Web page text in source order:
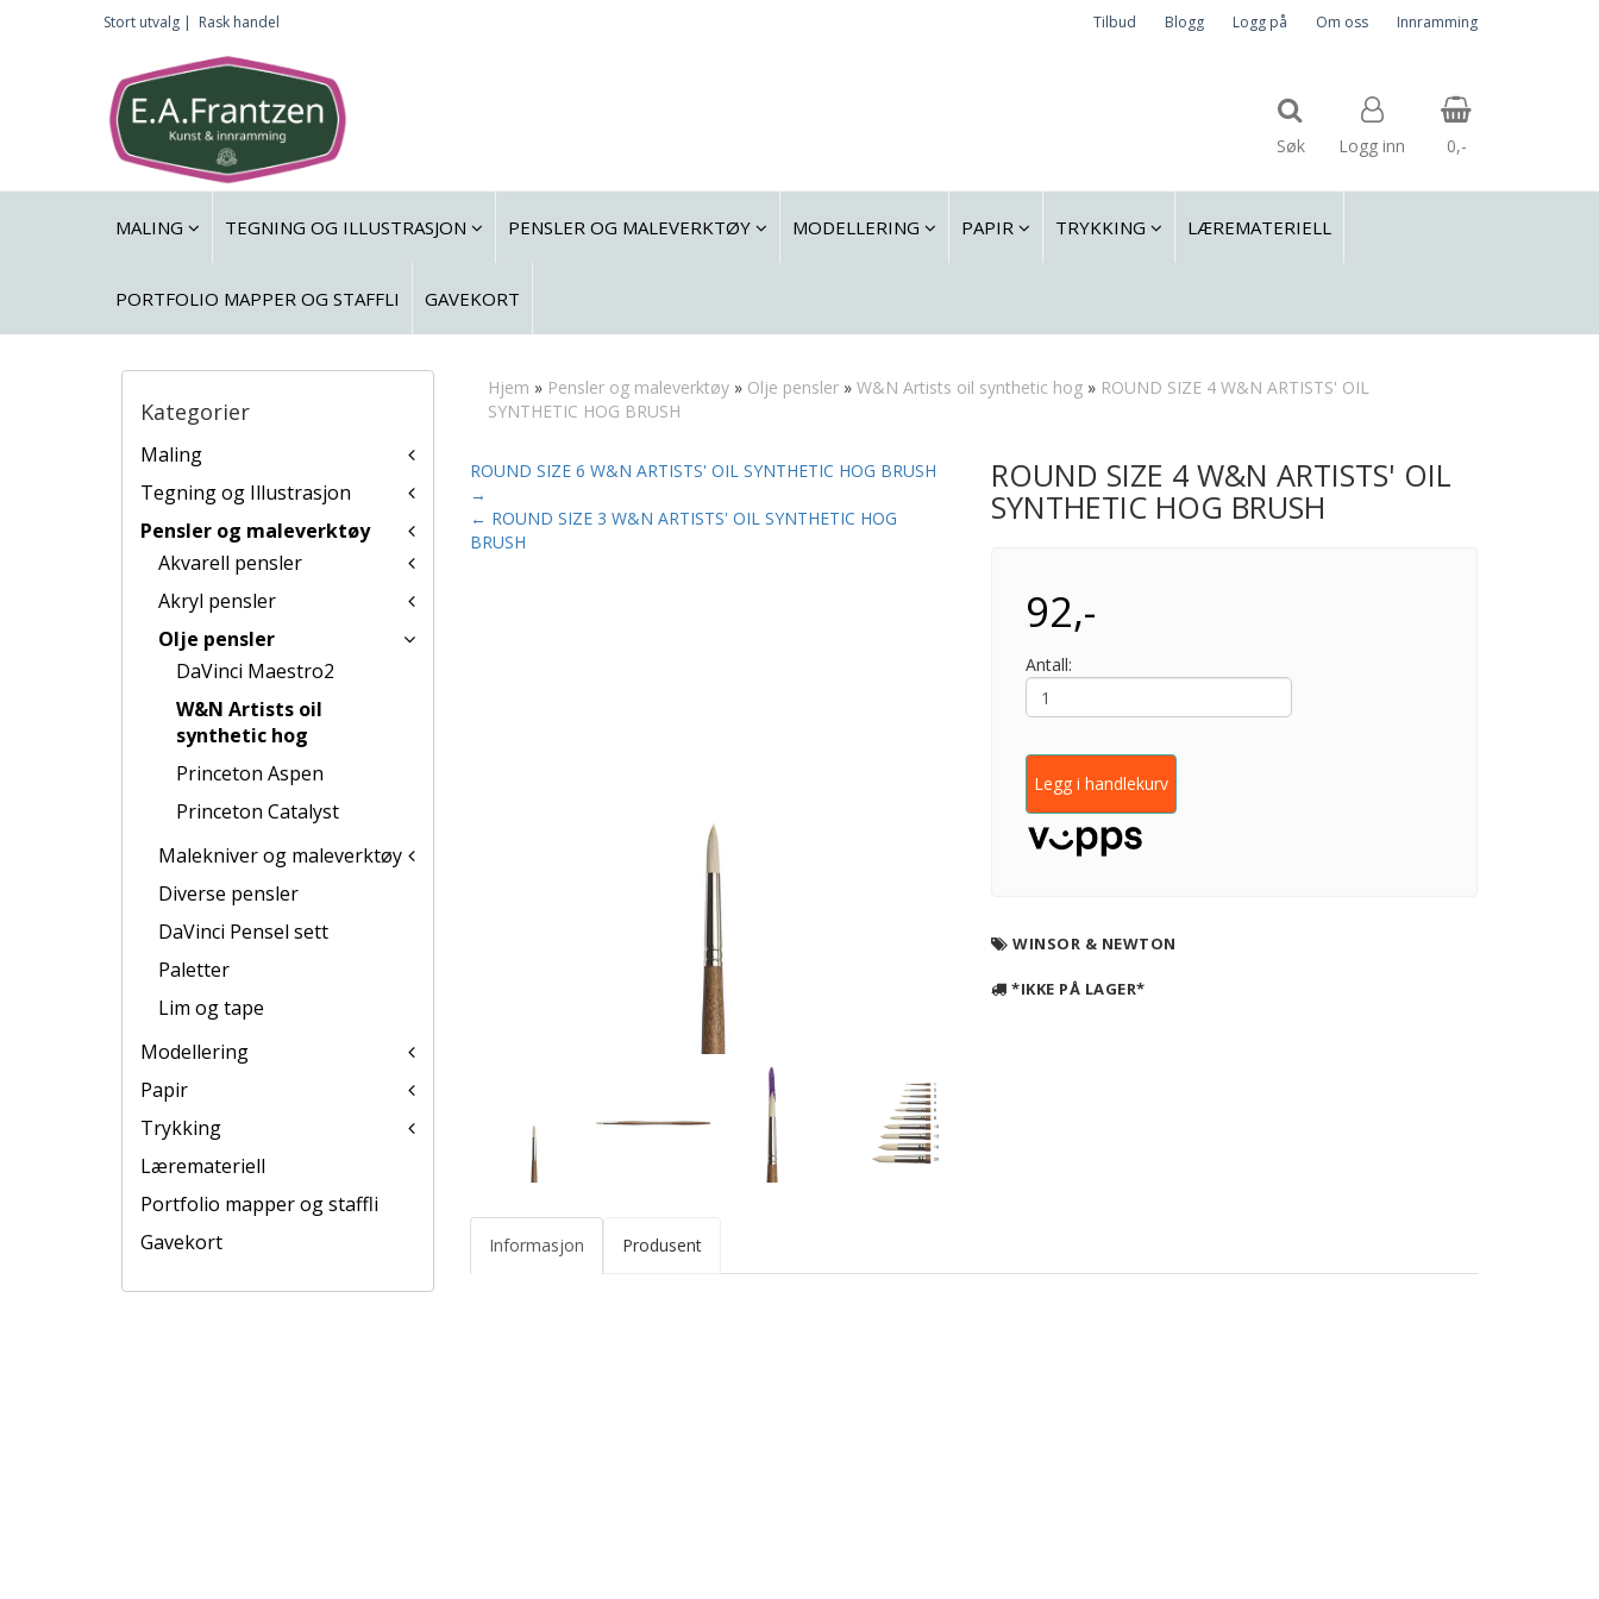
Stort utvalg | Rask handel Tilbud Blogg Logg på Om oss Innramming
Søk Logg inn 0,-
MALING TEGNING OG ILLUSTRASJON PENSLER OG MALEVERKTØY MODELLERING PAPIR TRYKKING LÆREMATERIELL
PORTFOLIO MAPPER OG STAFFLI GAVEKORT
Kategorier
Maling
Tegning og Illustrasjon
Pensler og maleverktøy
Akvarell pensler
Akryl pensler
Olje pensler
DaVinci Maestro2
W&N Artists oil
synthetic hog
Princeton Aspen
Princeton Catalyst
Malekniver og maleverktøy
Diverse pensler
DaVinci Pensel sett
Paletter
Lim og tape
Modellering
Papir
Trykking
Læremateriell
Portfolio mapper og staffli
Gavekort
Hjem » Pensler og maleverktøy» Olje pensler» W&N Artists oil synthetic hog» ROUND SIZE 4 W&N ARTISTS' OIL
SYNTHETIC HOG BRUSH
ROUND SIZE 6 W&N ARTISTS' OIL SYNTHETIC HOG BRUSH
→
← ROUND SIZE 3 W&N ARTISTS' OIL SYNTHETIC HOG
BRUSH
ROUND SIZE 4 W&N ARTISTS' OIL
SYNTHETIC HOG BRUSH
92,-
Antall:
Legg i handlekurv
WINSOR & NEWTON
*IKKE PÅ LAGER*
Informasjon Produsent
Trykk ENTER for å søke